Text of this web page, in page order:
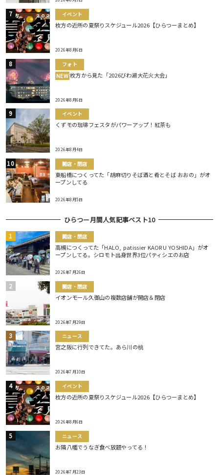
イベント
枚方の近所の夏祭りスケジュール2026【ひらつーまとめ】
2026年8月6日
フォト
NEW 枚方から見た「2026びわ湖大花火大会」
2026年8月6日
イベント
くずモの珈琲フェスタがパワーアップ！紅茶も
2026年8月4日
開店・閉店
東船橋につくってた「胡麻切りそば酒と肴とそば おおの」がオ
ープンしてる
2026年8月5日
ひらつー月間人気記事ベスト10
開店・閉店
高槻につくってた「HALO, patissier KAORU YOSHIDA」がオ
ープンしてる。シロモト出身世界3位パティシエのお店
2026年7月26日
開店・閉店
イオンモール久御山の複数店舗が開店＆閉店
2026年7月29日
ニュース
宮之阪に行列できてた。あら川の桃
2026年7月10日
イベント
枚方の近所の夏祭りスケジュール2026【ひらつーまとめ】
2026年8月6日
ニュース
お隣八幡でうなぎ食べ放題やってる！
2026年7月23日